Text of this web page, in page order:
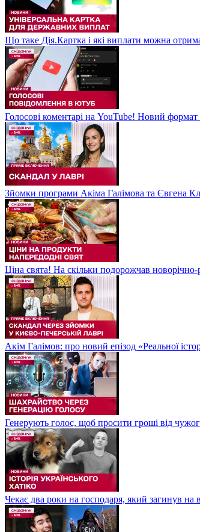
Що таке Дія.Картка і які виплати можна
Голосові коментарі на YouTube! Новий формат
Зйомки програми Акіма Галімова та Євгена
Ціна свята! На скільки подорожчав новорічно-
Акім Галімов: про новий епізод «Реальної
Генерують голос, щоб просити гроші від
Чекає два роки на господаря, який загинув на